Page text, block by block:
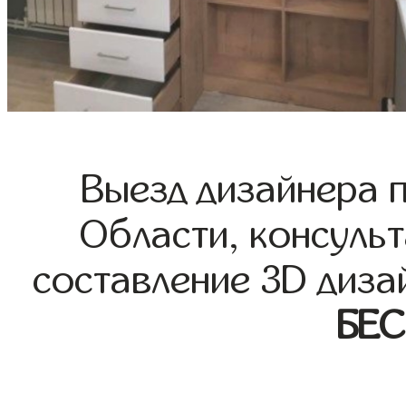
Выезд дизайнера
Области,
составление 3D